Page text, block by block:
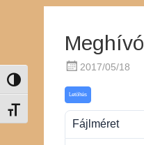
Nagy kontraszt váltása
Betűméret váltása
Meghívó
2017/05/18
Letöltés
Fájlméret